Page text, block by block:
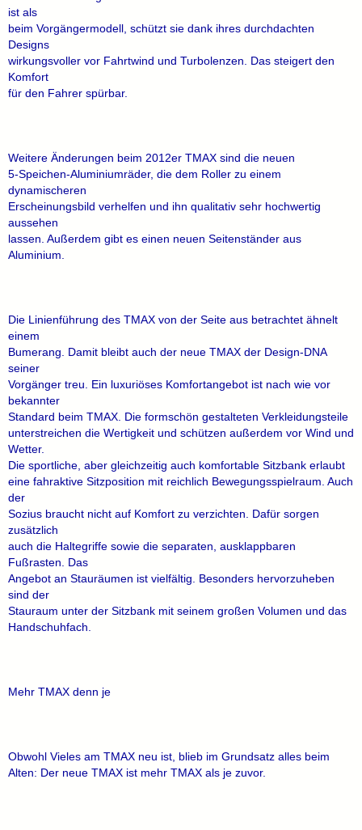
ist als
beim Vorgängermodell, schützt sie dank ihres durchdachten
Designs
wirkungsvoller vor Fahrtwind und Turbolenzen. Das steigert den
Komfort
für den Fahrer spürbar.
Weitere Änderungen beim 2012er TMAX sind die neuen
5-Speichen-Aluminiumräder, die dem Roller zu einem
dynamischeren
Erscheinungsbild verhelfen und ihn qualitativ sehr hochwertig
aussehen
lassen. Außerdem gibt es einen neuen Seitenständer aus
Aluminium.
Die Linienführung des TMAX von der Seite aus betrachtet ähnelt
einem
Bumerang. Damit bleibt auch der neue TMAX der Design-DNA
seiner
Vorgänger treu. Ein luxuriöses Komfortangebot ist nach wie vor
bekannter
Standard beim TMAX. Die formschön gestalteten Verkleidungsteile
unterstreichen die Wertigkeit und schützen außerdem vor Wind und
Wetter.
Die sportliche, aber gleichzeitig auch komfortable Sitzbank erlaubt
eine fahraktive Sitzposition mit reichlich Bewegungsspielraum. Auch
der
Sozius braucht nicht auf Komfort zu verzichten. Dafür sorgen
zusätzlich
auch die Haltegriffe sowie die separaten, ausklappbaren
Fußrasten. Das
Angebot an Stauräumen ist vielfältig. Besonders hervorzuheben
sind der
Stauraum unter der Sitzbank mit seinem großen Volumen und das
Handschuhfach.
Mehr TMAX denn je
Obwohl Vieles am TMAX neu ist, blieb im Grundsatz alles beim
Alten: Der neue TMAX ist mehr TMAX als je zuvor.